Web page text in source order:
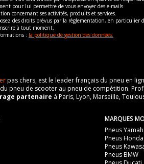
pour lui permettre de vous envoyer des e-mails
concernant ses activités, produits et services.
des droits prévus par la règlementation, en particulier
à tout moment.
: la politique de gestion des données.
pas chers, est le leader français du pneu en
pneu de scooter au pneu de compétition.
partenaire à Paris, Lyon, Marseille,
MARQUES
Pneus
Pneus Honda
Pneus
Pneus BMW